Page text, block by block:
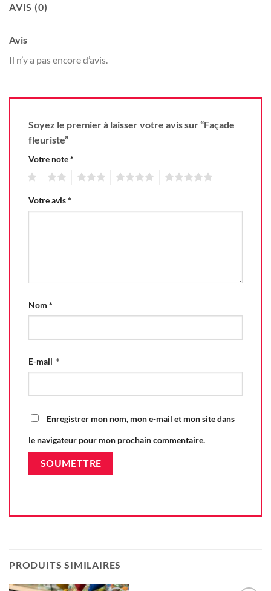
AVIS (0)
Avis
Il n’y a pas encore d’avis.
Soyez le premier à laisser votre avis sur “Façade
fleuriste”
Votre note*
Votre avis*
Nom *
E-mail *
Enregistrer mon nom, mon e-mail et mon site dans
le navigateur pour mon prochain commentaire.
PRODUITS SIMILAIRES